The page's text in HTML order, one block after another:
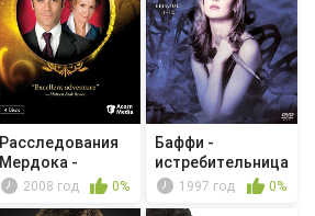
Расследования
Мердока -
Murdoch and t...
2008 год 0%
Баффи -
истребительница
вампиров - Ра...
1997 год 0%